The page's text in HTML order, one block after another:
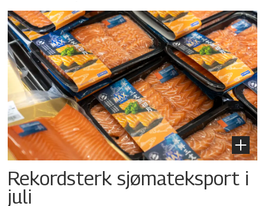
Rekordsterk sjømateksport i
juli